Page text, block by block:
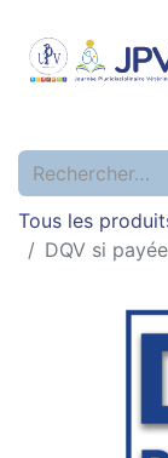
Tous les
DQV si